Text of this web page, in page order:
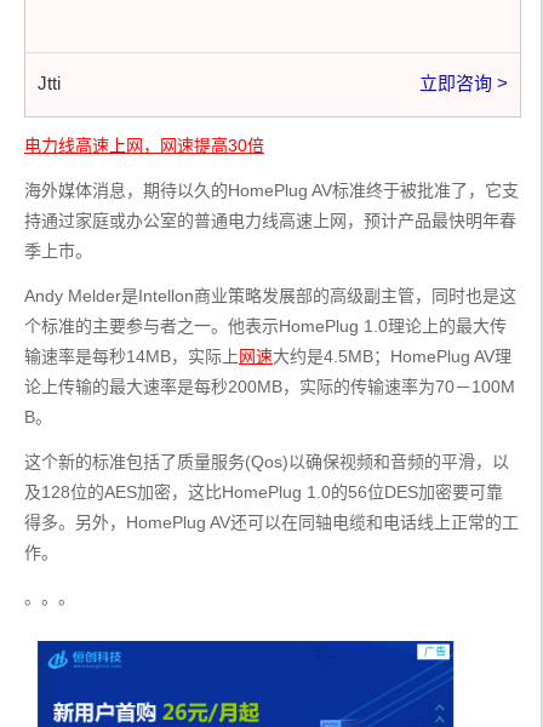
Jtti 立即咨询 >
电力线高速上网，网速提高30倍
海外媒体消息，期待以久的HomePlug AV标准终于被批准了，它支
持通过家庭或办公室的普通电力线高速上网，预计产品最快明年春
季上市。
Andy Melder是Intellon商业策略发展部的高级副主管，同时也是这
个标准的主要参与者之一。他表示HomePlug 1.0理论上的最大传
输速率是每秒14MB，实际上网速大约是4.5MB；HomePlug AV理
论上传输的最大速率是每秒200MB，实际的传输速率为70－100M
B。
这个新的标准包括了质量服务(Qos)以确保视频和音频的平滑，以
及128位的AES加密，这比HomePlug 1.0的56位DES加密要可靠
得多。另外，HomePlug AV还可以在同轴电缆和电话线上正常的工
作。
。。。